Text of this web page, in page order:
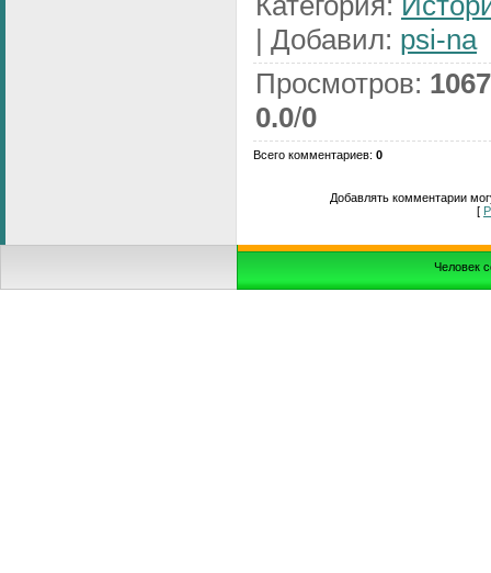
| Добавил: psi-na
Просмотров: 1067
0.0/0
Всего комментариев: 0
Добавлять комментарии
[
Человек